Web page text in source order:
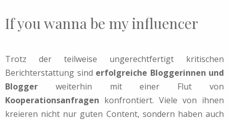
If you wanna be my influencer
Trotz der teilweise ungerechtfertigt kritischen
Berichterstattung sind erfolgreiche Bloggerinnen und
Blogger weiterhin mit einer Flut von
Kooperationsanfragen konfrontiert. Viele von ihnen
kreieren nicht nur guten Content, sondern haben auch